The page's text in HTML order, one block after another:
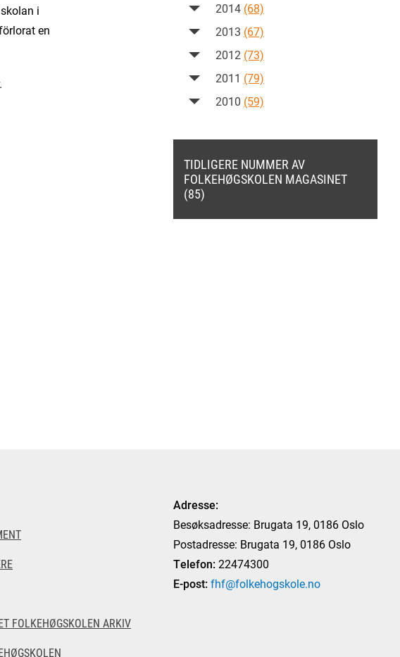
i
en
2014 (68)
2013 (67)
2012 (73)
2011 (79)
2010 (59)
TIDLIGERE NUMMER AV
FOLKEHØGSKOLEN MAGASINET
(85)
FOLKEHØGSKOLEN ARKIV
Adresse:
Besøksadresse: Brugata 19, 0186 Oslo
Postadresse: Brugata 19, 0186 Oslo
Telefon: 22474300
E-post: fhf@folkehogskole.no